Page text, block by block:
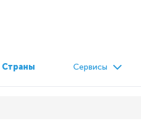
Страны Сервисы